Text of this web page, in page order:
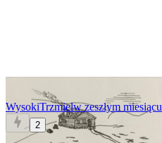
WysokiTrzmielw zeszłym miesiącu
2